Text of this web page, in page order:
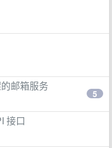
邮箱服务
5
接口